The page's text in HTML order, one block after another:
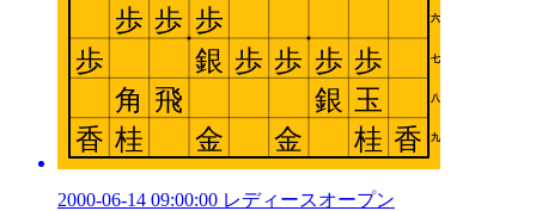
2000-06-14 09:00:00 レディースオープン